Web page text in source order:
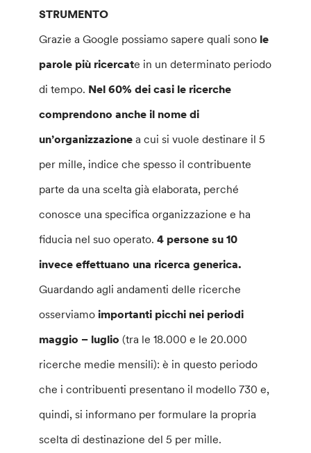
STRUMENTO
Grazie a Google possiamo sapere quali sono le
parole più ricercate in un determinato periodo
di tempo. Nel 60% dei casi le ricerche
comprendono anche il nome di
un’organizzazionea cui si vuole destinare il 5
per mille, indice che spesso il contribuente
parte da una scelta già elaborata, perché
conosce una specifica organizzazione e ha
fiducia nel suo operato. 4 persone su 10
invece effettuano una ricerca generica.
Guardando agli andamenti delle ricerche
osserviamoimportanti picchi nei periodi
maggio – luglio (tra le 18.000 e le 20.000
ricerche medie mensili): è in questo periodo
che i contribuenti presentano il modello 730 e,
quindi, si informano per formulare la propria
scelta di destinazione del 5 per mille.